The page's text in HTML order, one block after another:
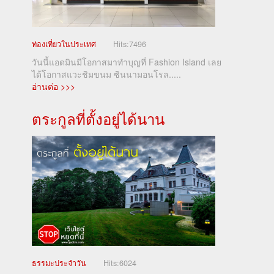
ท่องเที่ยวในประเทศ Hits:7496
วันนี้แอดมินมีโอกาสมาทำบุญที่ Fashion Island เลย
ได้โอกาสแวะชิมขนม ซินนามอนโรล.....
อ่านต่อ >>>
ตระกูลที่ตั้งอยู่ได้นาน
ธรรมะประจำวัน Hits:6024